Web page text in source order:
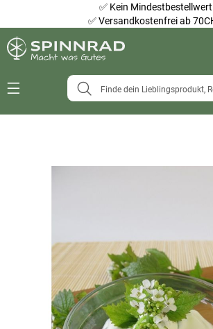
✅ Kein Mindestbestellwert
✅Versandkostenfrei ab
Navigation